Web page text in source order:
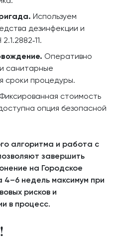
Используем
дезинфекции и
Оперативно
санитарные
сроки процедуры.
стоимость
опция безопасной
алгоритма и работа с
завершить
на Городское
недель максимум при
рисков и
в процесс.